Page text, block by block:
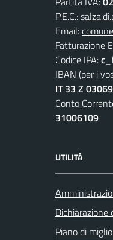
P.E.C.:
Email:
Fatturazione
Codice IPA:
IBAN (per i
IT 33 Z
Conto
31006109
UTILITÀ
Dichiarazione
Piano di